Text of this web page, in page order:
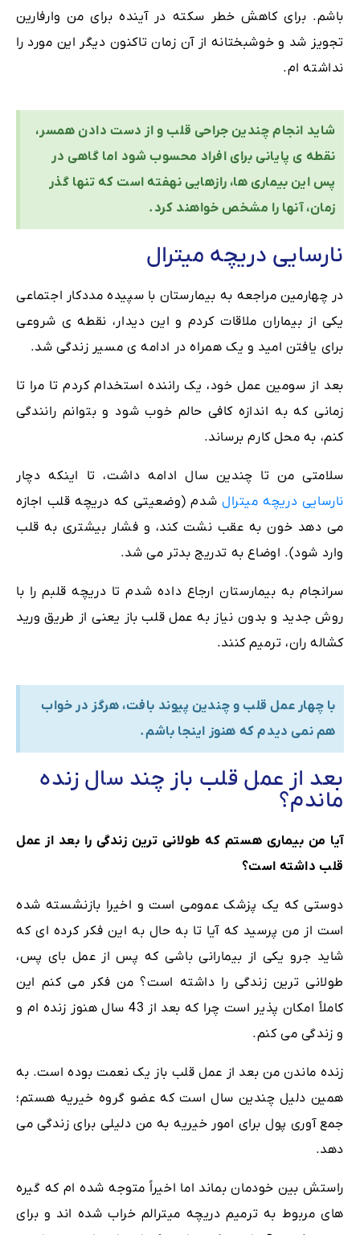
باشم. برای کاهش خطر سکته در آینده برای من وارفارین
تجویز شد و خوشبختانه از آن زمان تاکنون دیگر این مورد را
نداشته ام.
شاید انجام چندین جراحی قلب و از دست دادن همسر،
نقطه ی پایانی برای افراد محسوب شود اما گاهی در
پس این بیماری ها، رازهایی نهفته است که تنها گذر
زمان، آنها را مشخص خواهند کرد.
نارسایی دریچه میترال
در چهارمین مراجعه به بیمارستان با سپیده مددکار اجتماعی
یکی از بیماران ملاقات کردم و این دیدار، نقطه ی شروعی
برای یافتن امید و یک همراه در ادامه ی مسیر زندگی شد.
بعد از سومین عمل خود، یک راننده استخدام کردم تا مرا تا
زمانی که به اندازه کافی حالم خوب شود و بتوانم رانندگی
کنم، به محل کارم برساند.
سلامتی من تا چندین سال ادامه داشت، تا اینکه دچار
نارسایی دریچه میترال شدم (وضعیتی که دریچه قلب اجازه
می دهد خون به عقب نشت کند، و فشار بیشتری به قلب
وارد شود). اوضاع به تدریج بدتر می شد.
سرانجام به بیمارستان ارجاع داده شدم تا دریچه قلبم را با
روش جدید و بدون نیاز به عمل قلب باز یعنی از طریق ورید
کشاله ران، ترمیم کنند.
با چهار عمل قلب و چندین پیوند بافت، هرگز در خواب
هم نمی دیدم كه هنوز اینجا باشم.
بعد از عمل قلب باز چند سال زنده
ماندم؟
آیا من بیماری هستم که طولانی ترین زندگی را بعد از عمل
قلب داشته است؟
دوستی که یک پزشک عمومی است و اخیرا بازنشسته شده
است از من پرسید که آیا تا به حال به این فکر کرده ای که
شاید جرو یکی از بیمارانی باشی که پس از عمل بای پس،
طولانی ترین زندگی را داشته است؟ من فکر می کنم این
کاملاً امکان پذیر است چرا که بعد از 43 سال هنوز زنده ام و
و زندگی می کنم.
زنده ماندن من بعد از عمل قلب باز یک نعمت بوده است. به
همین دلیل چندین سال است که عضو گروه خیریه هستم؛
جمع آوری پول برای امور خیریه به من دلیلی برای زندگی می
دهد.
راستش بین خودمان بماند اما اخیراً متوجه شده ام که گیره
های مربوط به ترمیم دریچه میترالم خراب شده اند و برای